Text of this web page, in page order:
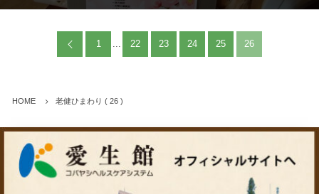
1 ... 22 23 24 25 26
HOME 老健ひまわり ( 26 )